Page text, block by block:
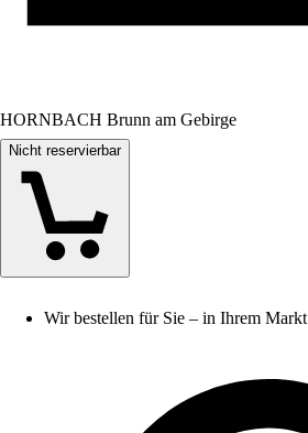
HORNBACH Brunn am Gebirge
Nicht reservierbar
Wir bestellen für Sie – in Ihrem